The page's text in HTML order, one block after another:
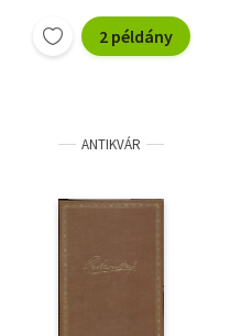
2 példány
ANTIKVÁR